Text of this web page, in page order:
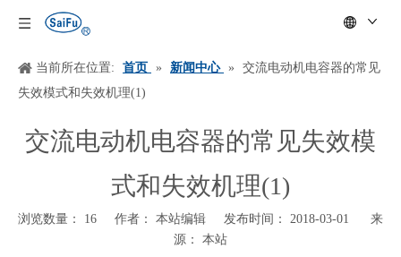
当前所在位置: 首页 » 新闻中心 »
交流电动机电容器的常见
失效模式和失效机理(1)
交流电动机电容器的常见失效模
式和失效机理(1)
浏览数量： 16 作者： 本站编辑 发布时间： 2018-03-01 来
源： 本站